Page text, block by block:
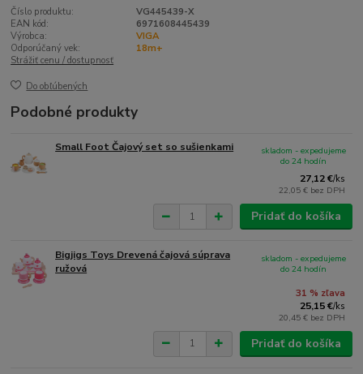
Číslo produktu:
VG445439-X
EAN kód:
6971608445439
Výrobca:
VIGA
Odporúčaný vek:
18m+
Strážiť cenu / dostupnosť
Do obľúbených
Podobné produkty
Small Foot Čajový set so sušienkami
27,12 €/ks
22,05 € bez DPH
skladom - expedujeme
do 24 hodín
Pridať do košíka
Bigjigs Toys Drevená čajová súprava
ružová
31 % zľava
25,15 €/ks
20,45 € bez DPH
skladom - expedujeme
do 24 hodín
Pridať do košíka